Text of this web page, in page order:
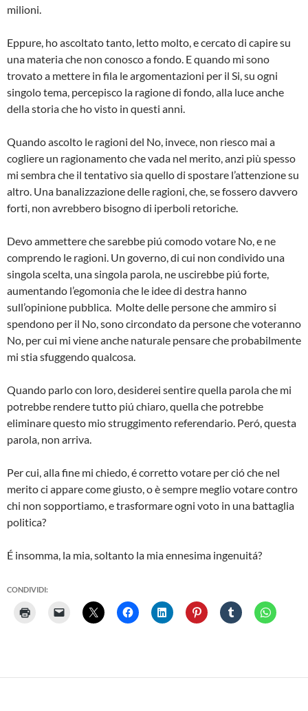
milioni.
Eppure, ho ascoltato tanto, letto molto, e cercato di capire su
una materia che non conosco a fondo. E quando mi sono
trovato a mettere in fila le argomentazioni per il Si, su ogni
singolo tema, percepisco la ragione di fondo, alla luce anche
della storia che ho visto in questi anni.
Quando ascolto le ragioni del No, invece, non riesco mai a
cogliere un ragionamento che vada nel merito, anzi più spesso
mi sembra che il tentativo sia quello di spostare l’attenzione su
altro. Una banalizzazione delle ragioni, che, se fossero davvero
forti, non avrebbero bisogno di iperboli retoriche.
Devo ammettere che sarebbe piú comodo votare No, e ne
comprendo le ragioni. Un governo, di cui non condivido una
singola scelta, una singola parola, ne uscirebbe piú forte,
aumentando l’egomonia che le idee di destra hanno
sull’opinione pubblica. Molte delle persone che ammiro si
spendono per il No, sono circondato da persone che voteranno
No, per cui mi viene anche naturale pensare che probabilmente
mi stia sfuggendo qualcosa.
Quando parlo con loro, desiderei sentire quella parola che mi
potrebbe rendere tutto piú chiaro, quella che potrebbe
eliminare questo mio struggimento referendario. Peró, questa
parola, non arriva.
Per cui, alla fine mi chiedo, é corretto votare per ció che nel
merito ci appare come giusto, o è sempre meglio votare contro
chi non sopportiamo, e trasformare ogni voto in una battaglia
politica?
É insomma, la mia, soltanto la mia ennesima ingenuitá?
CONDIVIDI: